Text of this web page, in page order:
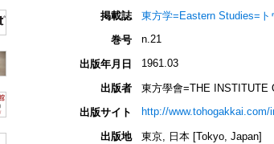
掲載誌
東方学=Eastern Studies=ト
巻号
n.21
出版年月日 1961.03
出版者
東方學會=THE INSTITUTE
出版サイト
http://www.tohogakkai.com/
出版地
東京, 日本 [Tokyo, Japan]